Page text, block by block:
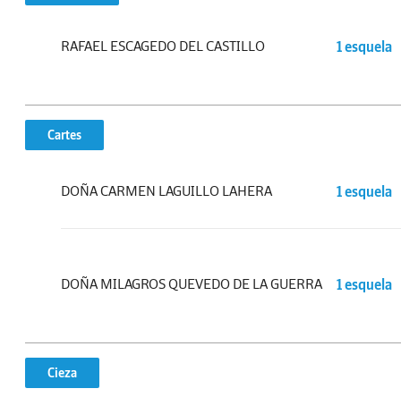
RAFAEL ESCAGEDO DEL CASTILLO 1 esquela
Cartes
DOÑA CARMEN LAGUILLO LAHERA 1 esquela
DOÑA MILAGROS QUEVEDO DE LA GUERRA 1 esquela
Cieza